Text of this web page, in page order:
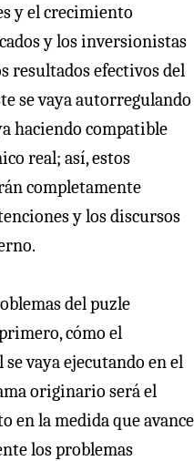
y el crecimiento
y los inversionistas
resultados efectivos del
se vaya autorregulando
haciendo compatible
real; así, estos
completamente
y los discursos
del puzle
cómo el
vaya ejecutando en el
originario será el
en la medida que avance
los problemas